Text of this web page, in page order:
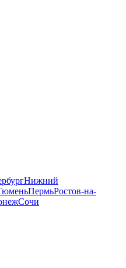
Нижний
ПермьРостов-на-
Сочи